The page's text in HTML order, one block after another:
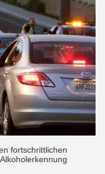
fortschrittlichen